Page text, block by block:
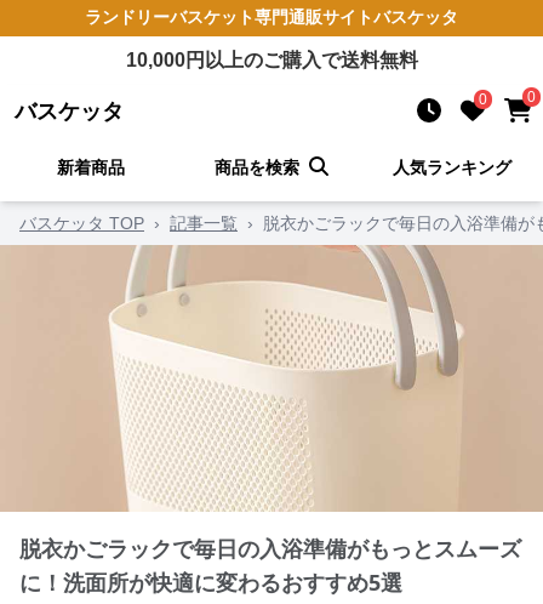
ランドリーバスケット専門通販サイトバスケッタ
10,000円以上のご購入で送料無料
バスケッタ 0 0
新着商品 商品を検索 人気ランキング
バスケッタ TOP › 記事一覧 › 脱衣かごラックで毎日の入浴準備
脱衣かごラックで毎日の入浴準備がもっとスムーズ
に！洗面所が快適に変わるおすすめ5選